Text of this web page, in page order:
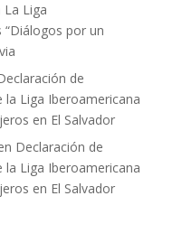
La Liga
por un
de
Liga Iberoamericana
en El Salvador
Declaración de
Liga Iberoamericana
en El Salvador